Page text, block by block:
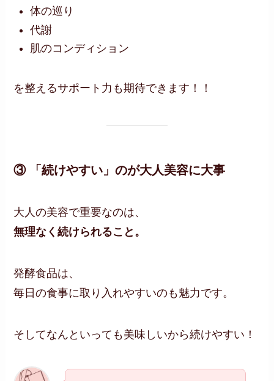
体の巡り
代謝
肌のコンディション
を整えるサポート力も期待できます！！
③ 「続けやすい」のが大人美容に大事
大人の美容で重要なのは、
無理なく続けられること。
発酵食品は、
毎日の食事に取り入れやすいのも魅力です。
そしてなんといっても美味しいから続けやすい！